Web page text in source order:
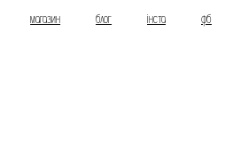
магазин блог інста фб